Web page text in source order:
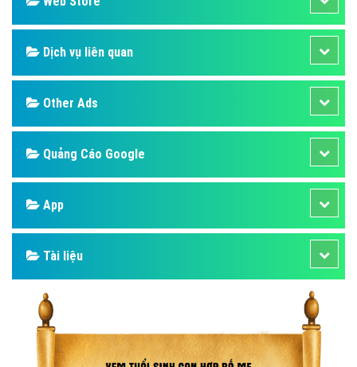
Dịch vụ liên quan
Other Ads
Quảng Cáo Google
App
Tài liệu